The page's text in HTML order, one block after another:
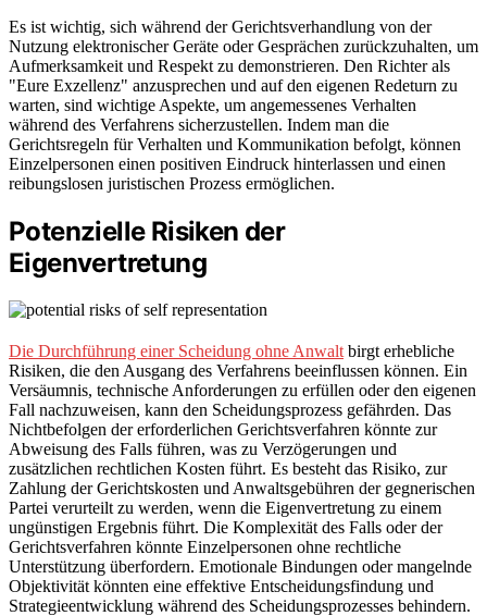
Es ist wichtig, sich während der Gerichtsverhandlung von der
Nutzung elektronischer Geräte oder Gesprächen zurückzuhalten, um
Aufmerksamkeit und Respekt zu demonstrieren. Den Richter als
"Eure Exzellenz" anzusprechen und auf den eigenen Redeturn zu
warten, sind wichtige Aspekte, um angemessenes Verhalten
während des Verfahrens sicherzustellen. Indem man die
Gerichtsregeln für Verhalten und Kommunikation befolgt, können
Einzelpersonen einen positiven Eindruck hinterlassen und einen
reibungslosen juristischen Prozess ermöglichen.
Potenzielle Risiken der
Eigenvertretung
Die Durchführung einer Scheidung ohne Anwalt birgt erhebliche
Risiken, die den Ausgang des Verfahrens beeinflussen können. Ein
Versäumnis, technische Anforderungen zu erfüllen oder den eigenen
Fall nachzuweisen, kann den Scheidungsprozess gefährden. Das
Nichtbefolgen der erforderlichen Gerichtsverfahren könnte zur
Abweisung des Falls führen, was zu Verzögerungen und
zusätzlichen rechtlichen Kosten führt. Es besteht das Risiko, zur
Zahlung der Gerichtskosten und Anwaltsgebühren der gegnerischen
Partei verurteilt zu werden, wenn die Eigenvertretung zu einem
ungünstigen Ergebnis führt. Die Komplexität des Falls oder der
Gerichtsverfahren könnte Einzelpersonen ohne rechtliche
Unterstützung überfordern. Emotionale Bindungen oder mangelnde
Objektivität könnten eine effektive Entscheidungsfindung und
Strategieentwicklung während des Scheidungsprozesses behindern.